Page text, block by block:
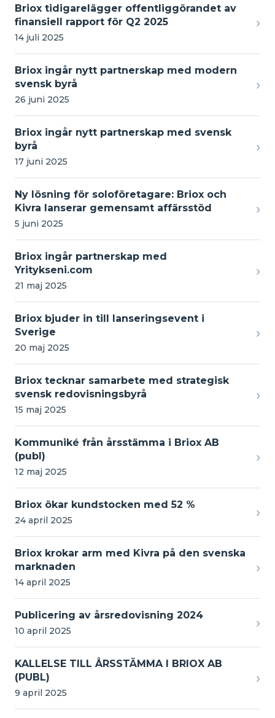
Briox tidigarelägger offentliggörandet av
finansiell rapport för Q2 2025
14 juli 2025
›
Briox ingår nytt partnerskap med modern
svensk byrå
26 juni 2025
›
Briox ingår nytt partnerskap med svensk
byrå
17 juni 2025
›
Ny lösning för soloföretagare: Briox och
Kivra lanserar gemensamt affärsstöd
5 juni 2025
›
Briox ingår partnerskap med
Yritykseni.com
21 maj 2025
›
Briox bjuder in till lanseringsevent i
Sverige
20 maj 2025
›
Briox tecknar samarbete med strategisk
svensk redovisningsbyrå
15 maj 2025
›
Kommuniké från årsstämma i Briox AB
(publ)
12 maj 2025
›
Briox ökar kundstocken med 52 %
24 april 2025 ›
Briox krokar arm med Kivra på den svenska
marknaden
14 april 2025
›
Publicering av årsredovisning 2024
10 april 2025 ›
KALLELSE TILL ÅRSSTÄMMA I BRIOX AB
(PUBL)
9 april 2025
›